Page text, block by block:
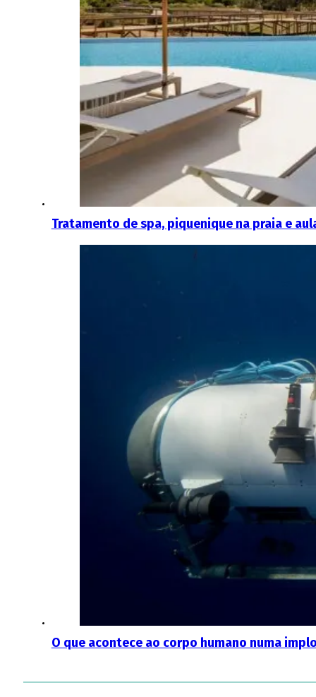
Tratamento de spa, piquenique na praia e
O que acontece ao corpo humano numa